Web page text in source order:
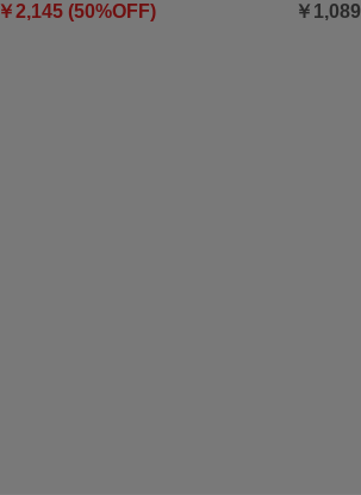
￥2,145 (50%OFF) ￥1,089